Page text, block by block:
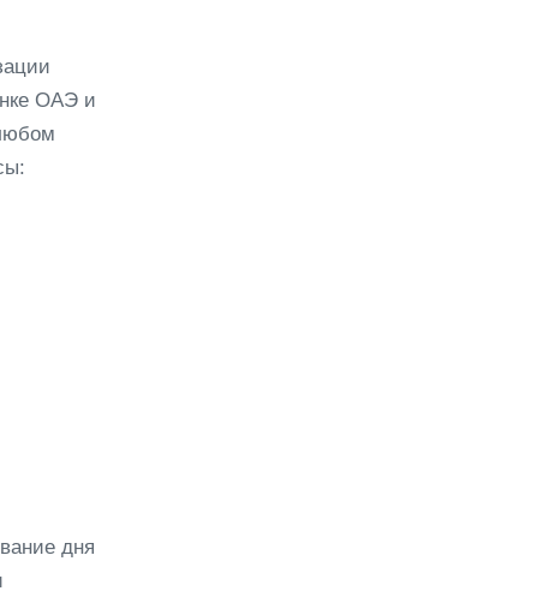
ОАЭ и
дня